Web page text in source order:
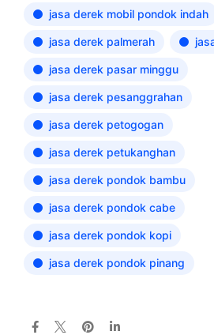
jasa derek mobil pondok indah
jasa derek palmerah
jasa derek pasar minggu
jasa derek pesanggrahan
jasa derek petogogan
jasa derek petukanghan
jasa derek pondok bambu
jasa derek pondok cabe
jasa derek pondok kopi
jasa derek pondok pinang